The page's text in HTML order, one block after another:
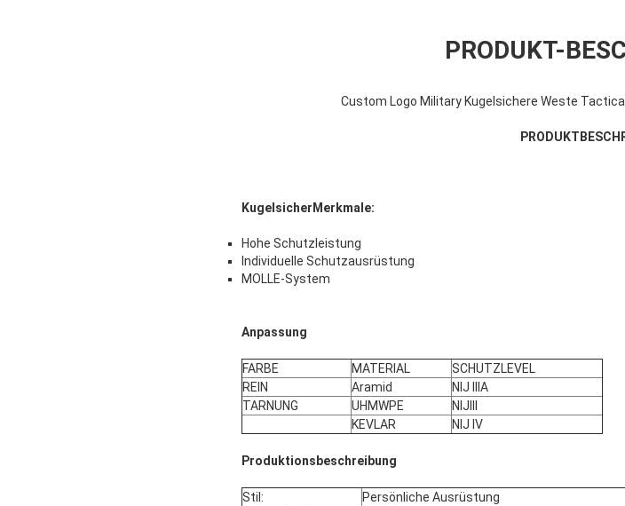
PRODUKT-
Custom Logo Military Kugelsichere Weste
Kugelsicher Merkmale:
Hohe Schutzleistung
Individuelle Schutzausrüstung
MOLLE-System
Anpassung
FARBE MATERIAL
SCHUTZLEVEL
REIN
Aramid
NIJ IIIA
TARNUNG
UHMWPE
NIJIII
KEVLAR
NIJ IV
Produktionsbeschreibung
Stil:
Persönliche Ausrüstung